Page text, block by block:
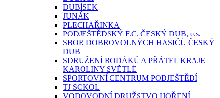
DUBÍSEK
JUNÁK
PLECHAŘINKA
PODJEŠTĚDSKÝ F.C. ČESKÝ DUB, o.s.
SBOR DOBROVOLNÝCH HASIČŮ ČESKÝ
DUB
SDRUŽENÍ RODÁKŮ A PŘÁTEL KRAJE
KAROLINY SVĚTLÉ
SPORTOVNÍ CENTRUM PODJEŠTĚDÍ
TJ SOKOL
VODOVODNÍ DRUŽSTVO HOŘENÍ